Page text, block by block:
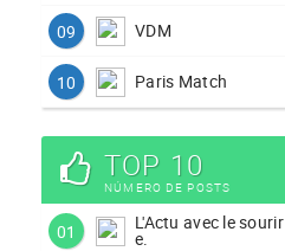
09 VDM
10 Paris Match
TOP 10
NÚMERO DE POSTS
01 L'Actu avec le sourir
e.